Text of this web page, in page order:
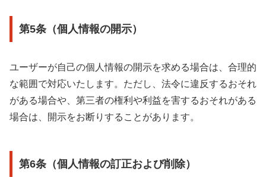
第5条（個人情報の開示）
ユーザーが自己の個人情報の開示を求める場合は、合理的
な範囲で対応いたします。ただし、法令に違反するおそれ
がある場合や、第三者の権利や利益を害するおそれがある
場合は、開示をお断りすることがあります。
第6条（個人情報の訂正および削除）